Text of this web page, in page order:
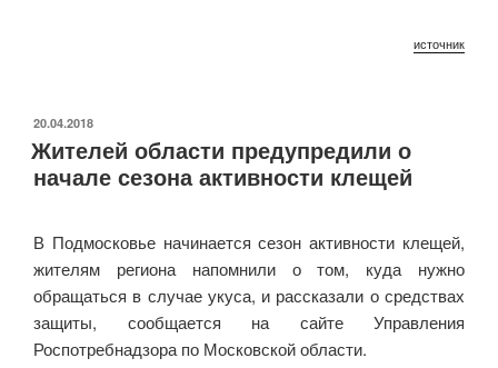
источник
ОПУБЛИКОВАНО
20.04.2018
Жителей области предупредили о
начале сезона активности клещей
В Подмосковье начинается сезон активности клещей,
жителям региона напомнили о том, куда нужно
обращаться в случае укуса, и рассказали о средствах
защиты, сообщается на сайте Управления
Роспотребнадзора по Московской области.